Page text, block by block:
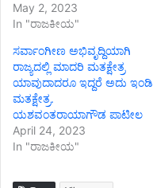
May 2, 2023
In "ರಾಜಕೀಯ"
ಸರ್ವಾಂಗೀಣ ಅಭಿವೃದ್ದಿಯಾಗಿ
ರಾಜ್ಯದಲ್ಲಿ ಮಾದರಿ ಮತಕ್ಷೇತ್ರ
ಯಾವುದಾದರೂ ಇದ್ದರೆ ಅದು ಇಂಡಿ
ಮತಕ್ಷೇತ್ರ.
ಯಶವಂತರಾಯಾಗೌಡ ಪಾಟೀಲ
April 24, 2023
In "ರಾಜಕೀಯ"